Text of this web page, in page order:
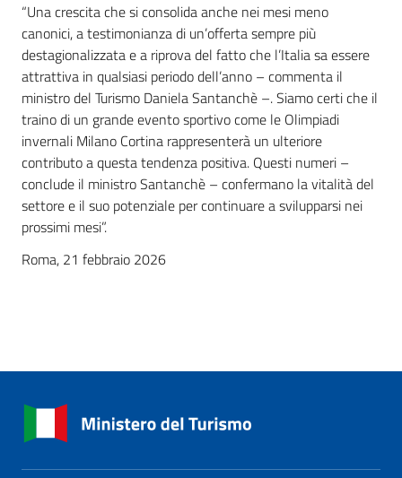
“Una crescita che si consolida anche nei mesi meno
canonici, a testimonianza di un’offerta sempre più
destagionalizzata e a riprova del fatto che l’Italia sa essere
attrattiva in qualsiasi periodo dell’anno – commenta il
ministro del Turismo Daniela Santanchè –. Siamo certi che il
traino di un grande evento sportivo come le Olimpiadi
invernali Milano Cortina rappresenterà un ulteriore
contributo a questa tendenza positiva. Questi numeri –
conclude il ministro Santanchè – confermano la vitalità del
settore e il suo potenziale per continuare a svilupparsi nei
prossimi mesi”.
Roma, 21 febbraio 2026